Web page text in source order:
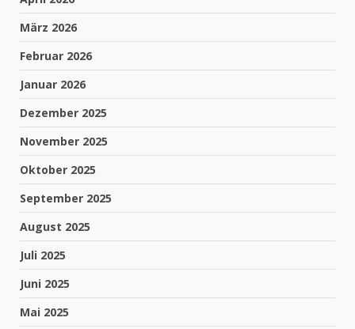
März 2026
Februar 2026
Januar 2026
Dezember 2025
November 2025
Oktober 2025
September 2025
August 2025
Juli 2025
Juni 2025
Mai 2025